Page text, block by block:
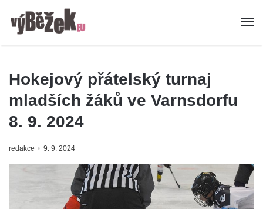
Hokejový přátelský turnaj
mladších žáků ve Varnsdorfu
8. 9. 2024
redakce 9. 9. 2024